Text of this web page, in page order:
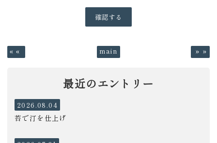
« main »
最近のエントリー
2026.08.04
苔で汀を仕上げ